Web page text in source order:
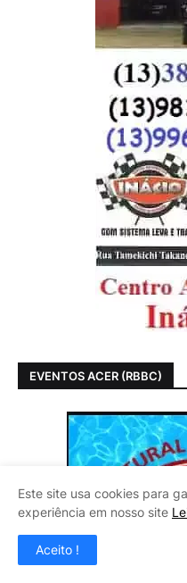
EVENTOS ACER (RBBC)
Este site usa cookies para
experiência em nosso site
Aceito !